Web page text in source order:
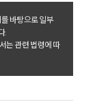
바탕으로 일부
.
는 관련 법령에 따